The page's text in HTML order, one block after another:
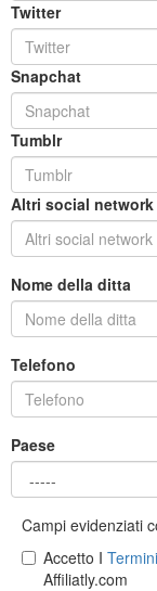
Twitter
Snapchat
Tumblr
Altri social network
Nome della ditta
Telefono
Paese
Campi evidenziati
Accetto I
Affiliatly.com